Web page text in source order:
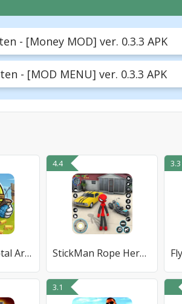
- [Money MOD] ver. 0.3.3 APK
- [MOD MENU] ver. 0.3.3 APK
Warlings 2: Total Armageddon
4.4
StickMan Rope Hero Spider Game
3.3
3.1